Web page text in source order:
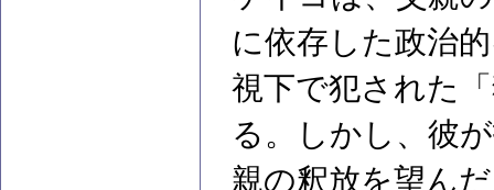
に依存した政治
視下で犯された
る。しかし、彼
親の釈放を望ん